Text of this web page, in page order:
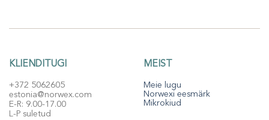
KLIENDITUGI
+372 5062605
estonia@norwex.com
E-R: 9.00-17.00
L-P suletud
MEIST
Meie lugu
Norwexi eesmärk
Mikrokiud